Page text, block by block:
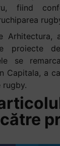
fiind
Arhitectura,
proiecte
se
Capitala, a
rugby.